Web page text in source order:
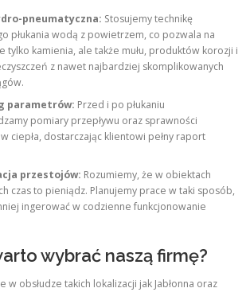
pneumatyczna: Stosujemy technikę
płukania wodą z powietrzem, co pozwala na
tylko kamienia, ale także mułu, produktów korozji i
z nawet najbardziej skomplikowanych
parametrów: Przed i po płukaniu
pomiary przepływu oraz sprawności
ciepła, dostarczając klientowi pełny raport
przestojów: Rozumiemy, że w obiektach
czas to pieniądz. Planujemy prace w taki sposób,
ingerować w codzienne funkcjonowanie
wybrać naszą firmę?
w obsłudze takich lokalizacji jak Jabłonna oraz